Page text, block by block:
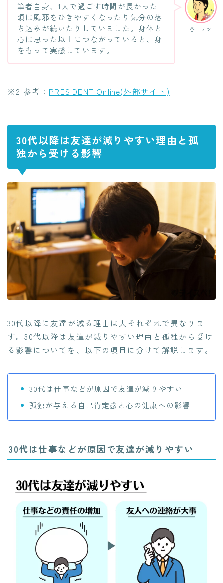
谷口テツ
筆者自身、1人で過ごす時間が長かった
頃は風邪をひきやすくなったり気分の落
ち込みが続いたりしていました。身体と
心は思った以上につながっていると、身
をもって実感しています。
※2 参考： PRESIDENT Online(外部サイト)
30代以降は友達が減りやすい理由と孤
独から受ける影響
30代以降に友達が減る理由は人それぞれで異なりま
す。30代以降は友達が減りやすい理由と孤独から受け
る影響についてを、以下の項目に分けて解説します。
30代は仕事などが原因で友達が減りやすい
孤独が与える自己肯定感と心の健康への影響
30代は仕事などが原因で友達が減りやすい